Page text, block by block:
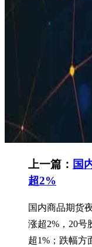
上一篇： 国
超2%
国内商品期货
涨超2%，20号
超1%；跌幅方